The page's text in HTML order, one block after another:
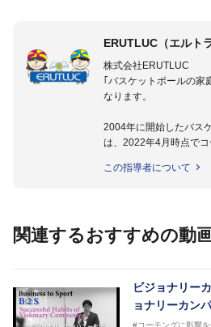
ERUTLUC（エルト
株式会社ERUTLUC
｢バスケットボールの家
なります。
2004年に開始したバス
は、2022年4月時点で
指導実績多数・各地講
など多くの書籍・DVD
2016年U12ナショナル
2016年U13ナショナル
2016年男子日本代表サ
この指導者について
関連するおすすめの動
ビジョナリー
ョナリーカン
#コーチングに影響